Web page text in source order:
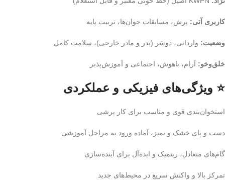
کاربری آتی: پرش، مسابقات جوان‌ها، تربیت پایه
وضعیت: وارداتی، دوسَر (پدر و مادر خارجی)، سلامت کامل
خلق‌وخو: آرام، باهوش، اجتماعی و آموزش‌پذیر
⭐ ویژگی‌های فیزیکی و عملکردی
استخوان‌بندی قوی و مناسب برای کار پرشی
دست و پای خشک و تمیز، آماده ورود به مراحل آموزشی
گام‌های متعادل، ریتمیک و ایده‌آل برای آینده‌سازی
تمرکز بالا و واکنش سریع در محیط‌های جدید